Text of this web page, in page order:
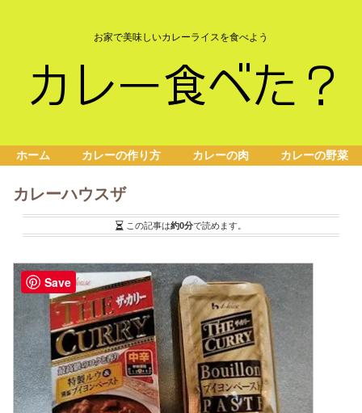
お家で美味しいカレーライスを食べよう
ホーム カレーの作り方 カレーの肉 カレーの野菜
カレーハウスザ
この記事は約0分で読めます。
Save